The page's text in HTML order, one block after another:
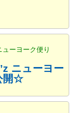
ーヨーク便り
ニューヨー
開☆